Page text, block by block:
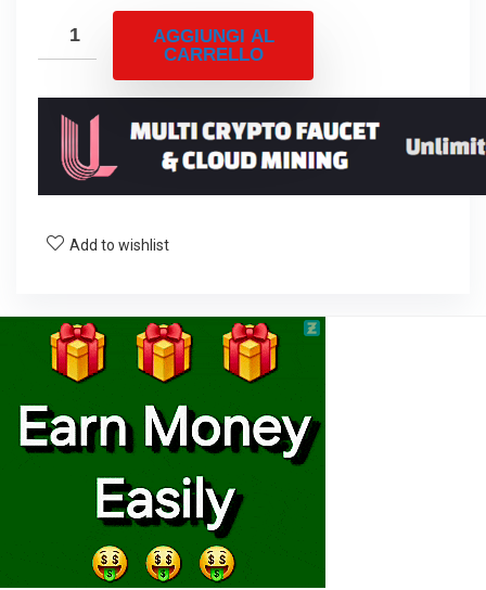
AGGIUNGI AL
CARRELLO
Add to wishlist